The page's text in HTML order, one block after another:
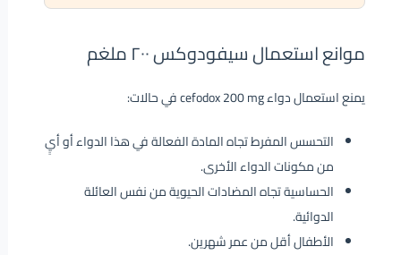
موانع استعمال سيفودوكس ٢٠٠ ملغم
يمنع استعمال دواء cefodox 200 mg في حالات:
التحسس المفرط تجاه المادة الفعالة في هذا الدواء أو أيٍ
من مكونات الدواء الأخرى.
الحساسية تجاه المضادات الحيوية من نفس العائلة
الدوائية.
الأطفال أقل من عمر شهرين.